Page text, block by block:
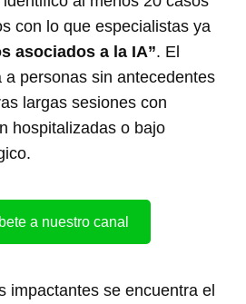
con lo que especialistas ya
asociados a la IA”. El
a personas sin antecedentes
largas sesiones con
hospitalizadas o bajo
a nuestro canal
impactantes se encuentra el